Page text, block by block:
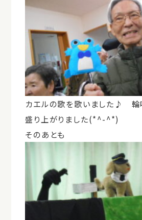
カエルの歌を歌いました♪ 輪
盛り上がりました(*^-^*)
そのあとも